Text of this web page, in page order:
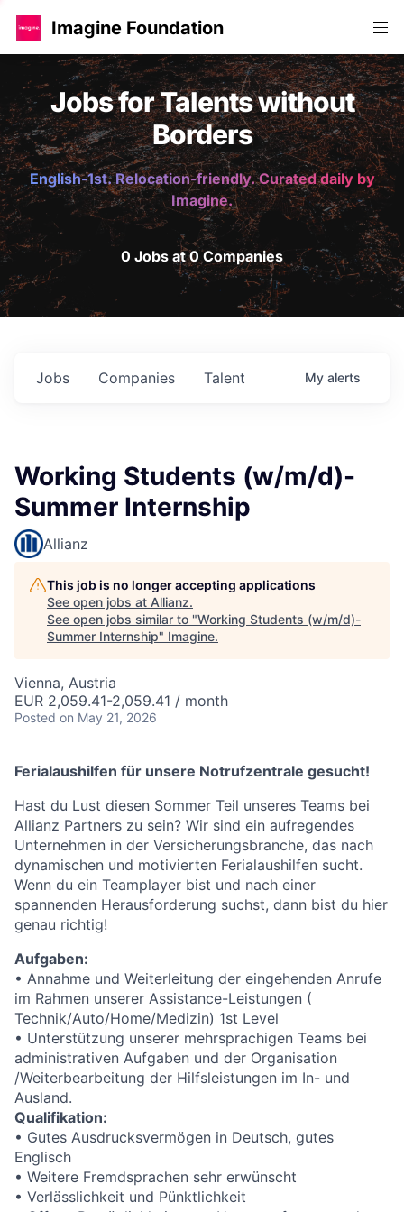
Imagine Foundation
Jobs for Talents without
Borders
English-1st. Relocation-friendly. Curated daily by
Imagine.
0 Jobs at 0 Companies
Jobs Companies Talent My alerts
Working Students (w/m/d)-
Summer Internship
Allianz
This job is no longer accepting applications
See open jobs at Allianz.
See open jobs similar to "Working Students (w/m/d)-
Summer Internship" Imagine.
Vienna, Austria
EUR 2,059.41-2,059.41 / month
Posted on May 21, 2026
Ferialaushilfen für unsere Notrufzentrale gesucht!
Hast du Lust diesen Sommer Teil unseres Teams bei
Allianz Partners zu sein? Wir sind ein aufregendes
Unternehmen in der Versicherungsbranche, das nach
dynamischen und motivierten Ferialaushilfen sucht.
Wenn du ein Teamplayer bist und nach einer
spannenden Herausforderung suchst, dann bist du hier
genau richtig!
Aufgaben:
• Annahme und Weiterleitung der eingehenden Anrufe
im Rahmen unserer Assistance-Leistungen (
Technik/Auto/Home/Medizin) 1st Level
• Unterstützung unserer mehrsprachigen Teams bei
administrativen Aufgaben und der Organisation
/Weiterbearbeitung der Hilfsleistungen im In- und
Ausland.
Qualifikation:
• Gutes Ausdrucksvermögen in Deutsch, gutes
Englisch
• Weitere Fremdsprachen sehr erwünscht
• Verlässlichkeit und Pünktlichkeit